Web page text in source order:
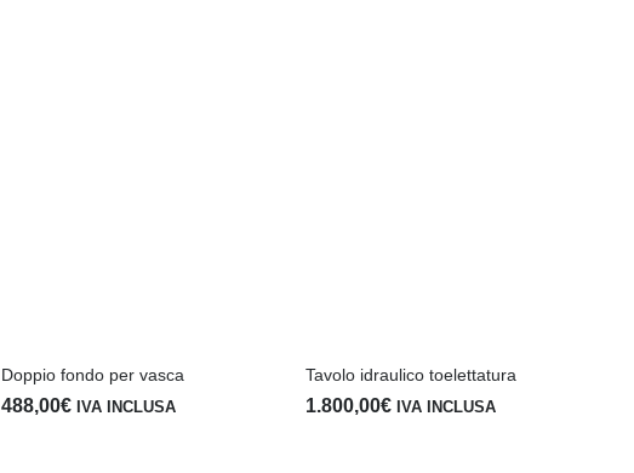
Doppio fondo per vasca
488,00€ IVA INCLUSA
Tavolo idraulico toelettatura
1.800,00€ IVA INCLUSA